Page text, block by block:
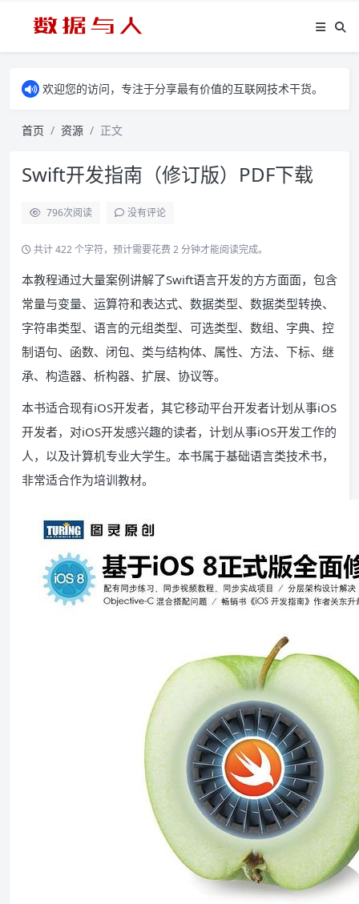
欢迎您的访问，专注于分享最有价值的互联网技术干货。
首页 资源 正文
Swift开发指南（修订版）PDF下载
796次阅读 没有评论
共计 422 个字符，预计需要花费 2 分钟才能阅读完成。
本教程通过大量案例讲解了Swift语言开发的方方面面，包含
常量与变量、运算符和表达式、数据类型、数据类型转换、
字符串类型、语言的元组类型、可选类型、数组、字典、控
制语句、函数、闭包、类与结构体、属性、方法、下标、继
承、构造器、析构器、扩展、协议等。
本书适合现有iOS开发者，其它移动平台开发者计划从事iOS
开发者，对iOS开发感兴趣的读者，计划从事iOS开发工作的
人，以及计算机专业大学生。本书属于基础语言类技术书，
非常适合作为培训教材。